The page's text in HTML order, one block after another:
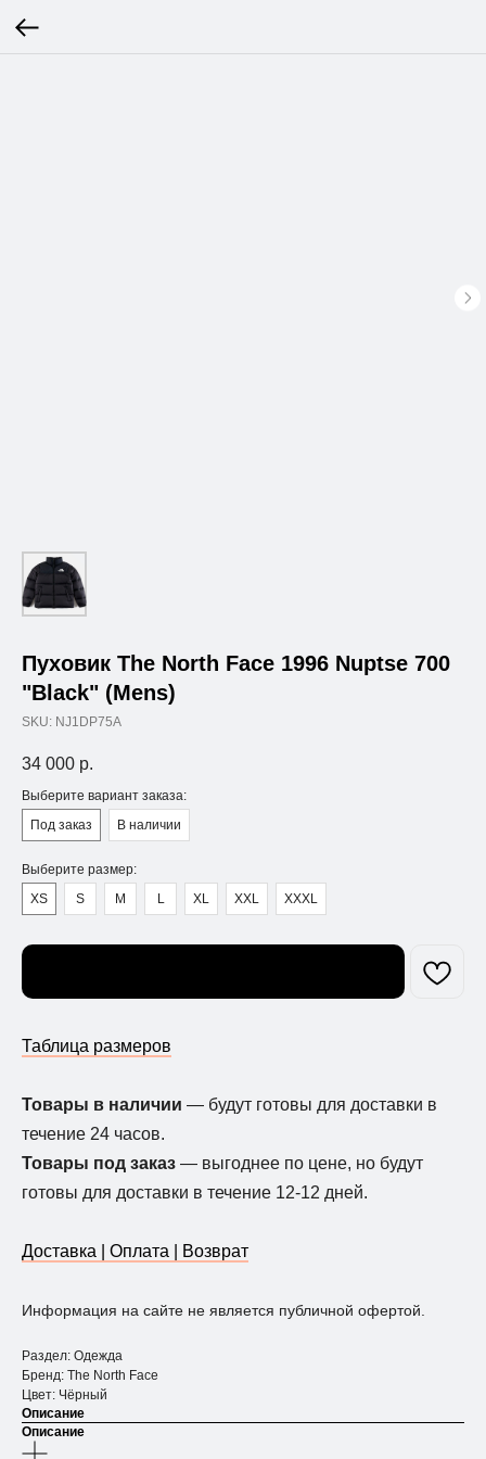
Пуховик The North Face 1996 Nuptse 700
"Black" (Mens)
SKU: NJ1DP75A
34 000 р.
Выберите вариант заказа:
Под заказ
В наличии
Выберите размер:
XS
S M L XL XXL XXXL
Таблица размеров
Товары в наличии — будут готовы для доставки в
течение 24 часов.
Товары под заказ — выгоднее по цене, но будут
готовы для доставки в течение 12-12 дней.
Доставка | Оплата | Возврат
Информация на сайте не является публичной офертой.
Раздел: Одежда
Бренд: The North Face
Цвет: Чёрный
Описание
Описание